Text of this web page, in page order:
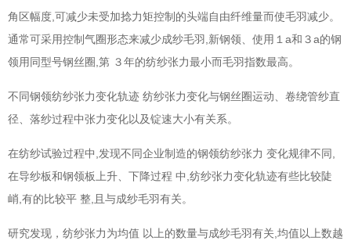
角区幅度,可减少未受加捻力矩控制的头端自由纤维量而使毛羽减少。
通常可采用控制气圈形态来减少成纱毛羽 ,新钢领、使用１ a和３ a的钢
领用同型号钢丝圈 ,第 ３年的纺纱张力最小而毛羽指数最高。
不同钢领纺纱张力变化轨迹 纺纱张力变化与钢丝圈运动、卷绕管纱直
径、落纱过程中张力变化以及锭速大小有关系。
在纺纱试验过程中 ,发现不同企业制造的钢领纺纱张力 变化规律不同 ,
在导纱板和钢领板上升、下降过程 中 ,纺纱张力变化轨迹有些比较陡
峭,有的比较平 整, 且与成纱毛羽有关。
研究发现，纺纱张力为均值 以上的数量与成纱毛羽有关,均值以上数越